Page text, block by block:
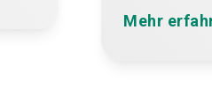
digitaler
Mehr